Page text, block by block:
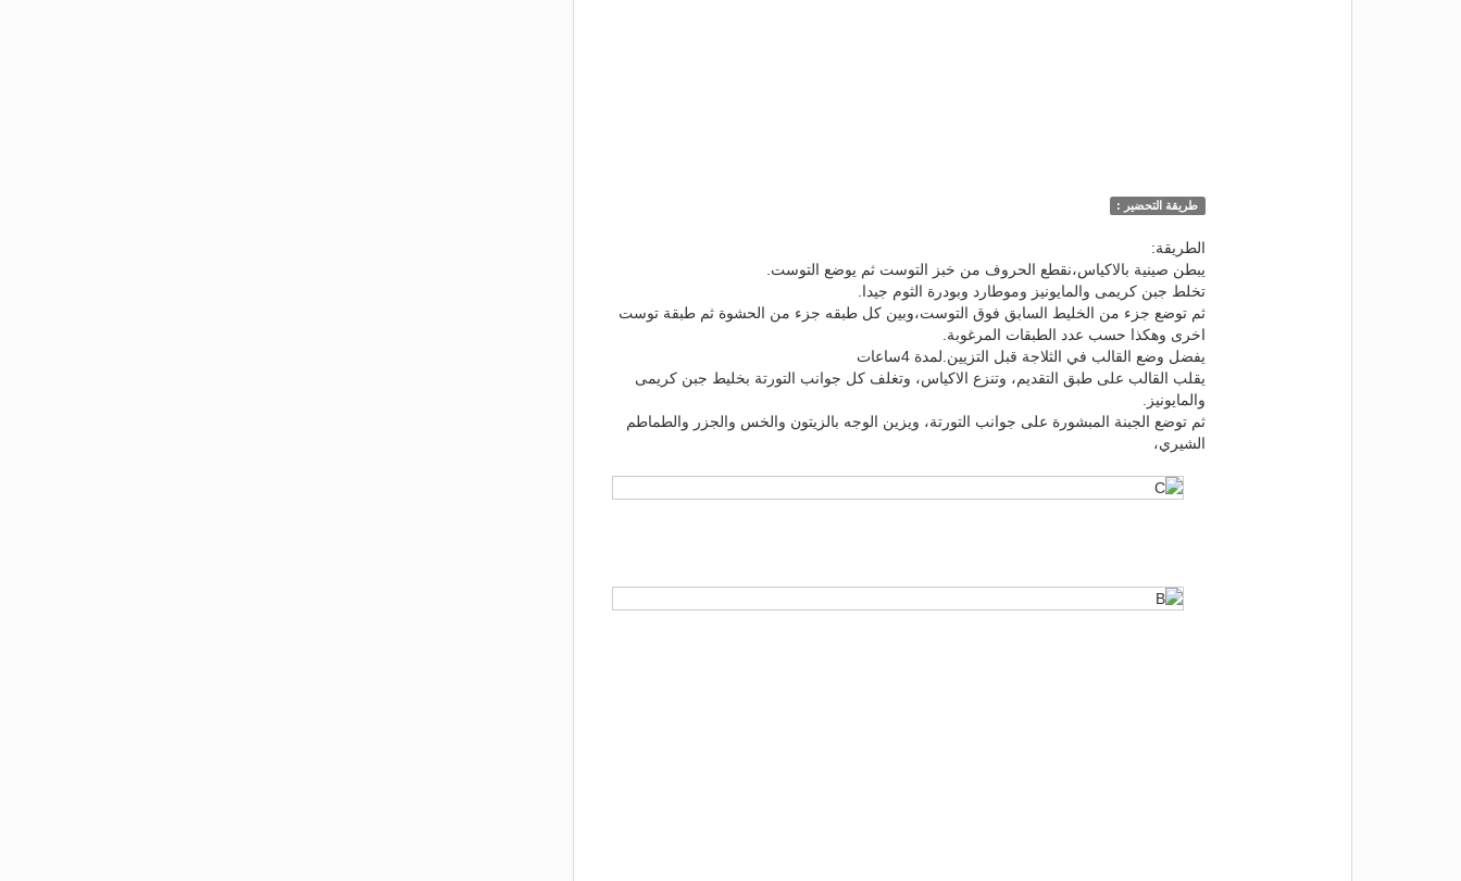
طريقة التحضير :
الطريقة:
يبطن صينية بالاكياس،نقطع الحروف من خبز التوست ثم يوضع التوست.
تخلط جبن كريمى والمايونيز وموطارد وبودرة الثوم جيدا.
ثم توضع جزء من الخليط السابق فوق التوست،وبين كل طبقه جزء من الحشوة ثم طبقة توست
اخرى وهكذا حسب عدد الطبقات المرغوبة.
يفضل وضع القالب في الثلاجة قبل التزيين.لمدة 4ساعات
يقلب القالب على طبق التقديم، وتنزع الاكياس، وتغلف كل جوانب التورتة بخليط جبن كريمى
والمايونيز.
ثم توضع الجبنة المبشورة على جوانب التورتة، ويزين الوجه بالزيتون والخس والجزر والطماطم
الشيري،